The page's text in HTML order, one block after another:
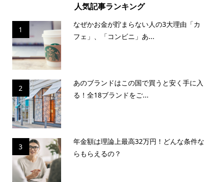
人気記事ランキング
1
なぜかお金が貯まらない人の3大理由「カ
フェ」、「コンビニ」あ...
2
あのブランドはこの国で買うと安く手に入
る！全18ブランドをご...
3
年金額は理論上最高32万円！どんな条件な
らもらえるの？